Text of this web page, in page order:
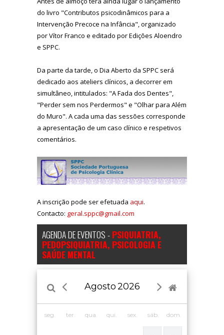
do livro "Contributos psicodinâmicos para a
Intervenção Precoce na Infância", organizado
por Vítor Franco e editado por Edições Aloendro
e SPPC.
Da parte da tarde, o Dia Aberto da SPPC será
dedicado aos ateliers clínicos, a decorrer em
simultâneo, intitulados: "A Fada dos Dentes",
"Perder sem nos Perdermos" e "Olhar para Além
do Muro". A cada uma das sessões corresponde
a apresentação de um caso clínico e respetivos
comentários.
A inscrição pode ser efetuada aqui.
Contacto: geral.sppc@gmail.com
AGENDA DE EVENTOS -PSIQUIATRIA,
PEDOPSIQUIATRIA, PSICOLOGIA E
SAÚDE MENTAL
Agosto2026
seg. ter. qua. qui. sex. sáb. dom.